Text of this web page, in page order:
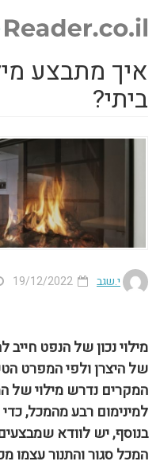
איך מתבצע
ביתי?
י.שגב
מילוי נכון של הנפט
של היצרן ולפי המפרט
המקרים נדרש מילוי של
למינימום רבע מהמכל,
בנוסף, יש לוודא
המכל סגור והתנור עצמו